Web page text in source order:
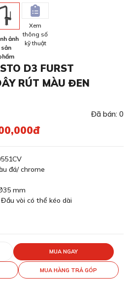
ảnh
sản
Xem
thông số
kỹ thuật
D3 FURST
RÚT MÀU ĐEN
Đã bán: 0
đá/ chrome
mm
vòi có thể kéo dài
MUA NGAY
MUA HÀNG TRẢ GÓP